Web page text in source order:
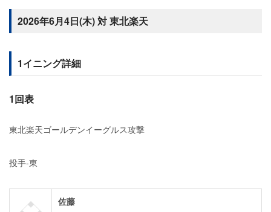
2026年6月4日(木) 対 東北楽天
1イニング詳細
1回表
東北楽天ゴールデンイーグルス攻撃
投手-東
佐藤